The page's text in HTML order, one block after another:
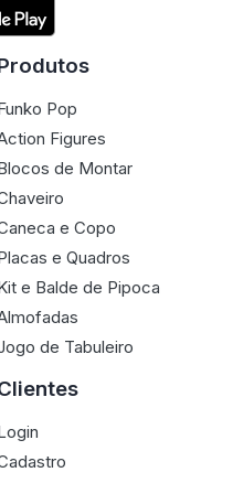
Pop
Figures
de Montar
e Copo
e Quadros
e Balde de Pipoca
de Tabuleiro